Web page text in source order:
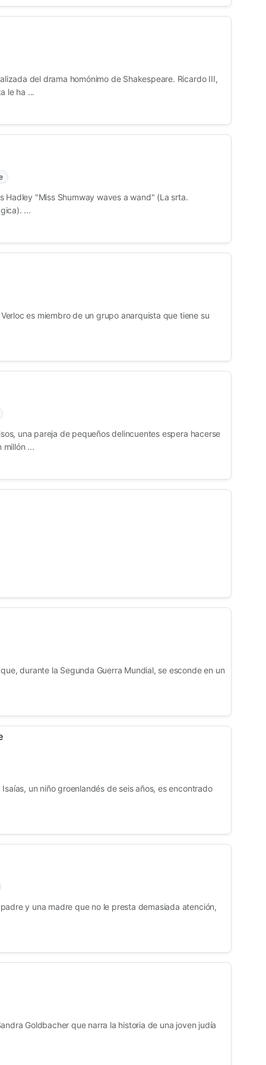
del drama homónimo de Shakespeare. Ricardo III,
le ha ...
Hadley "Miss Shumway waves a wand" (La srta.
...
es miembro de un grupo anarquista que tiene su
una pareja de pequeños delincuentes espera hacerse
millón ...
durante la Segunda Guerra Mundial, se esconde en un
un niño groenlandés de seis años, es encontrado
y una madre que no le presta demasiada atención,
Goldbacher que narra la historia de una joven judía